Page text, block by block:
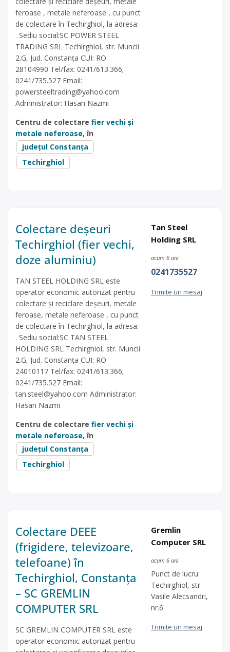
feroase , metale neferoase , cu punct
de colectare în Techirghiol, la adresa:
. Sediu social:SC POWER STEEL
TRADING SRL Techirghiol, str. Muncii
2.G, Jud. Constanța CUI: RO
28104990 Tel/fax: 0241/613.366;
0241/735.527 Email:
powersteeltrading@yahoo.com
Administrator: Hasan Nazmi
Centru de colectare fier vechi și
metale neferoase, în
județul Constanța
Techirghiol
Colectare deșeuri
Techirghiol (fier vechi,
doze aluminiu)
TAN STEEL HOLDING SRL este
operator economic autorizat pentru
colectare și reciclare deșeuri, metale
feroase, metale neferoase , cu punct
de colectare în Techirghiol, la adresa:
. Sediu social:SC TAN STEEL
HOLDING SRL Techirghiol, str. Muncii
2.G, Jud. Constanța CUI: RO
24010117 Tel/fax: 0241/613.366;
0241/735.527 Email:
tan.steel@yahoo.com Administrator:
Hasan Nazmi
Centru de colectare fier vechi și
metale neferoase, în
județul Constanța
Techirghiol
Tan Steel
Holding SRL
acum 6 ani
0241735527
Trimite un mesaj
Colectare DEEE
(frigidere, televizoare,
telefoane) în
Techirghiol, Constanța
– SC GREMLIN
COMPUTER SRL
SC GREMLIN COMPUTER SRL este
operator economic autorizat pentru
Gremlin
Computer SRL
acum 6 ani
Punct de lucru:
Techirghiol, str.
Vasile Alecsandri,
nr.6
Trimite un mesaj